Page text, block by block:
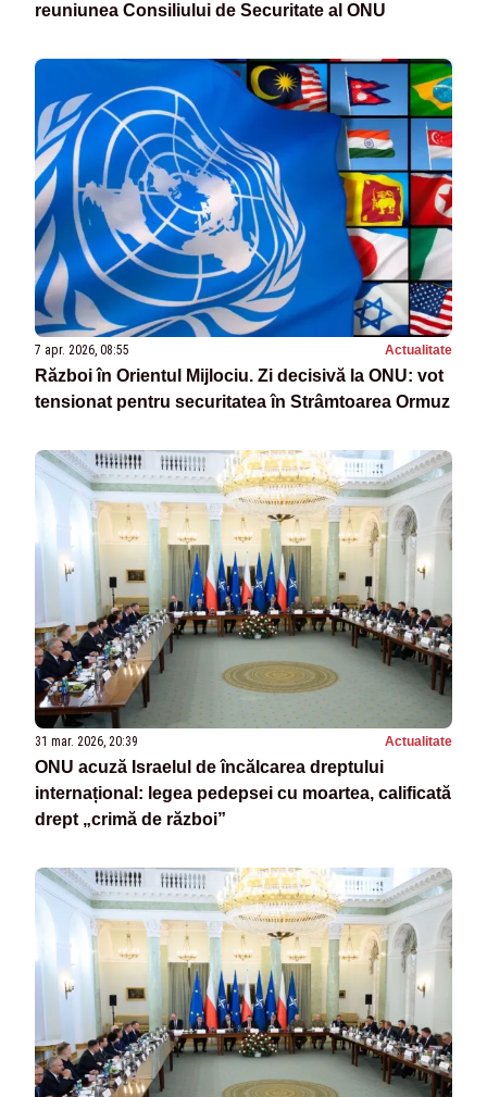
reuniunea Consiliului de Securitate al ONU
7 apr. 2026, 08:55 Actualitate
Război în Orientul Mijlociu. Zi decisivă la ONU: vot
tensionat pentru securitatea în Strâmtoarea Ormuz
31 mar. 2026, 20:39 Actualitate
ONU acuză Israelul de încălcarea dreptului
internațional: legea pedepsei cu moartea, calificată
drept „crimă de război”